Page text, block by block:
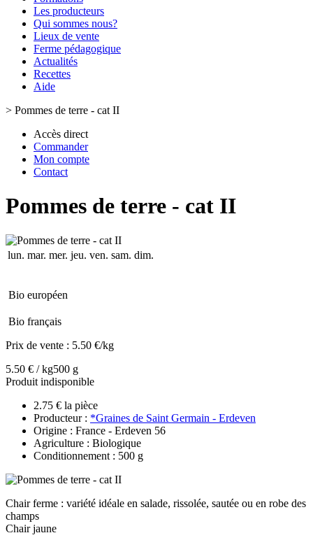
Les producteurs
Qui sommes nous?
Lieux de vente
Ferme pédagogique
Actualités
Recettes
Aide
> Pommes de terre - cat II
Accès direct
Commander
Mon compte
Contact
Pommes de terre - cat II
lun. mar. mer. jeu. ven. sam. dim.
Bio européen
Bio français
Prix de vente : 5.50 €/kg
5.50 € / kg500 g
Produit indisponible
2.75 € la pièce
Producteur : *Graines de Saint Germain - Erdeven
Origine : France - Erdeven 56
Agriculture : Biologique
Conditionnement : 500 g
Chair ferme : variété idéale en salade, rissolée, sautée ou en robe des
champs
Chair jaune